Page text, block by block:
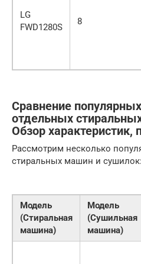
LG
FWD1280S
8
Сравнение
отдельных
Обзор
Рассмотрим несколько
стиральных машин и сушилок:
Модель
(Стиральная
машина)
Модель
(Сушильная
машина)